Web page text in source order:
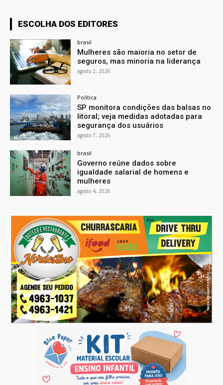
ESCOLHA DOS EDITORES
brasil
Mulheres são maioria no setor de
seguros, mas minoria na liderança
agosto 2, 2026
Política
SP monitora condições das balsas no
litoral; veja medidas adotadas para
segurança dos usuários
agosto 7, 2026
brasil
Governo reúne dados sobre
igualdade salarial de homens e
mulheres
agosto 4, 2026